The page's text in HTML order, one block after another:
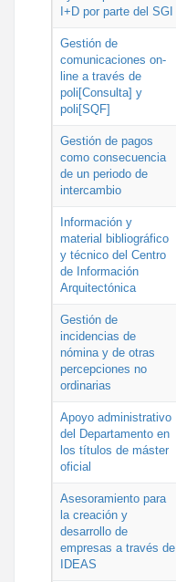
I+D por parte del SGI
Gestión de
comunicaciones on-
line a través de
poli[Consulta] y
poli[SQF]
Gestión de pagos
como consecuencia
de un periodo de
intercambio
Información y
material bibliográfico
y técnico del Centro
de Información
Arquitectónica
Gestión de
incidencias de
nómina y de otras
percepciones no
ordinarias
Apoyo administrativo
del Departamento en
los títulos de máster
oficial
Asesoramiento para
la creación y
desarrollo de
empresas a través de
IDEAS